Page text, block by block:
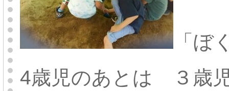
「ぼ
4歳児のあとは ３歳